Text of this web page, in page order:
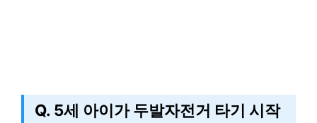
Q. 5세 아이가 두발자전거 타기 시작